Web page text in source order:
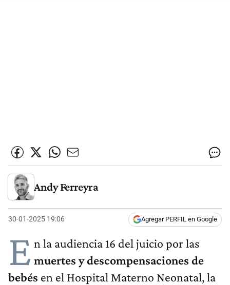
Andy Ferreyra
30-01-2025 19:06 Agregar PERFIL en Google
E n la audiencia 16 del juicio por las
muertes y descompensaciones de
bebés en el Hospital Materno Neonatal, la